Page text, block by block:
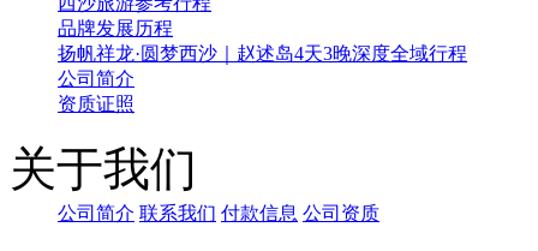
品牌发展历程
扬帆祥龙·圆梦西沙｜赵述岛4天3晚深度全域行程
公司简介
资质证照
关于我们
公司简介 联系我们 付款信息 公司资质